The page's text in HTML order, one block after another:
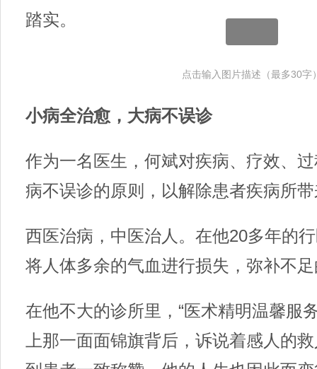
踏实。
点击输入图片描述（最多30字
小病全治愈，大病不误诊
作为一名医生，何斌对疾病、疗效、
病不误诊的原则，以解除患者疾病所
西医治病，中医治人。在他20多年的
将人体多余的气血进行损失，弥补不
在他不大的诊所里，“医术精明温馨服
上那一面面锦旗背后，诉说着感人的